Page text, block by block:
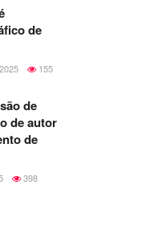
de
155
de
de autor
de
398